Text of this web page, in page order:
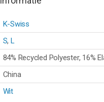
K-Swiss
S, L
84% Recycled Polyester, 16%
China
Wit